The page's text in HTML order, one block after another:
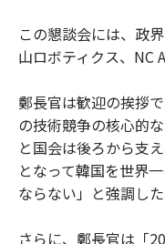
この懇談会には、政
山ロボティクス、NC
鄭長官は歓迎の挨拶
の技術競争の核心的
と国会は後ろから支
となって韓国を世界
ならない」と強調した
さらに、鄭長官は「